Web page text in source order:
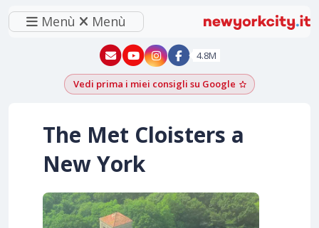
Menù Menù
New York - YouTube
New York - Instagram
4.8M
Vedi prima i miei consigli su Google Aggiungi
The Met Cloisters a
New York